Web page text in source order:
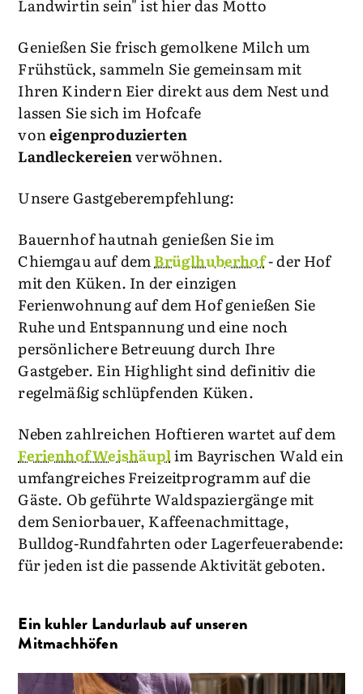
Landwirtin sein" ist hier das Motto
Genießen Sie frisch gemolkene Milch um
Frühstück, sammeln Sie gemeinsam mit
Ihren Kindern Eier direkt aus dem Nest und
lassen Sie sich im Hofcafe
voneigenproduzierten
Landleckereienverwöhnen.
Unsere Gastgeberempfehlung:
Bauernhof hautnah genießen Sie im
Chiemgau auf demBrüglhuberhof- der Hof
mit den Küken. In der einzigen
Ferienwohnung auf dem Hof genießen Sie
Ruhe und Entspannung und eine noch
persönlichere Betreuung durch Ihre
Gastgeber. Ein Highlight sind definitiv die
regelmäßig schlüpfenden Küken.
Neben zahlreichen Hoftieren wartet auf dem
Ferienhof Weishäuplim Bayrischen Wald ein
umfangreiches Freizeitprogramm auf die
Gäste. Ob geführte Waldspaziergänge mit
dem Seniorbauer, Kaffeenachmittage,
Bulldog-Rundfahrten oder Lagerfeuerabende:
für jeden ist die passende Aktivität geboten.
Ein kuhler Landurlaub auf unseren
Mitmachhöfen